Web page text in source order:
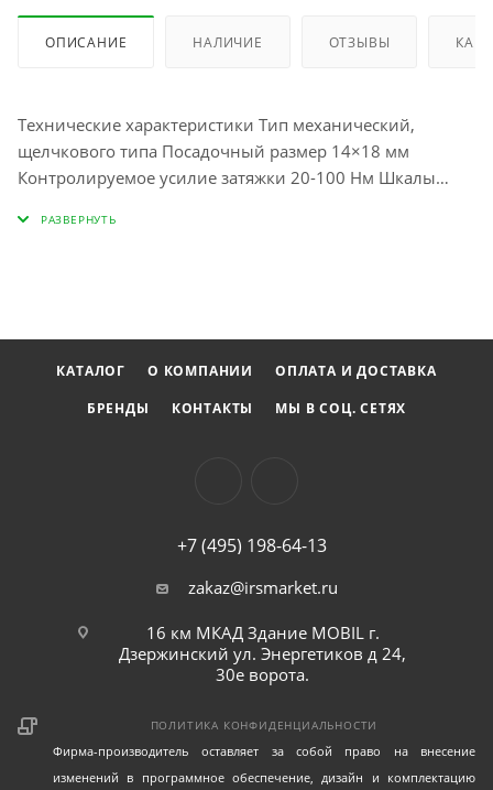
ОПИСАНИЕ НАЛИЧИЕ ОТЗЫВЫ КАК
Технические характеристики Тип механический,
щелчкового типа Посадочный размер 14×18 мм
Контролируемое усилие затяжки 20-100 Нм Шкалы
Допустимая погрешность ± 3 % Фиксатор
футляра 620×146×64 мм Вес 3,861 кг Комплектация –
Динамометрический ключ 34522-1DG – Насадки
мм – Насадка трещоточная 3/8" (34503203R) – 72 зубца,
(поставляются отдельно): • 345012M – Насадки
345042M – Насадки радиусные • 34503203R – Насадка-
трещотка 3/8" (в комплекте) • 34503204R – Насадка-
трещотка 1/2" • 34503206R – Насадка-трещотка 3/4"
КАТАЛОГ О КОМПАНИИ
ОПЛАТА И ДОСТАВКА
БРЕНДЫ
КОНТАКТЫ МЫ В СОЦ. СЕТЯХ
+7 (495) 198-64-13
zakaz@irsmarket.ru
16 км МКАД Здание MOBIL г.
Дзержинский ул. Энергетиков д 24,
30е ворота.
ПОЛИТИКА КОНФИДЕНЦИАЛЬНОСТИ
Фирма-производитель оставляет за собой право на внесение
изменений в программное обеспечение, дизайн и комплектацию